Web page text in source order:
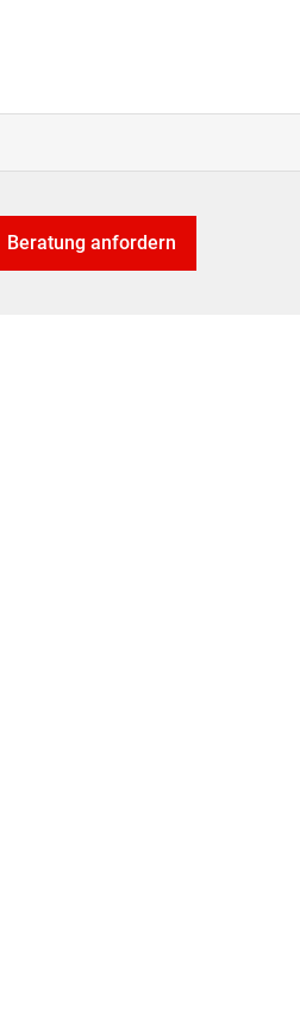
Beratung anfordern